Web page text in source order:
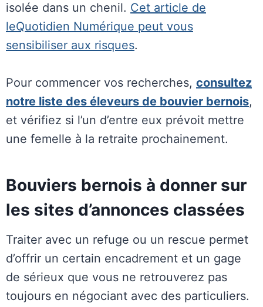
isolée dans un chenil. Cet article de
leQuotidien Numérique peut vous
sensibiliser aux risques.
Pour commencer vos recherches, consultez
notre liste des éleveurs de bouvier bernois,
et vérifiez si l’un d’entre eux prévoit mettre
une femelle à la retraite prochainement.
Bouviers bernois à donner sur
les sites d’annonces classées
Traiter avec un refuge ou un rescue permet
d’offrir un certain encadrement et un gage
de sérieux que vous ne retrouverez pas
toujours en négociant avec des particuliers.